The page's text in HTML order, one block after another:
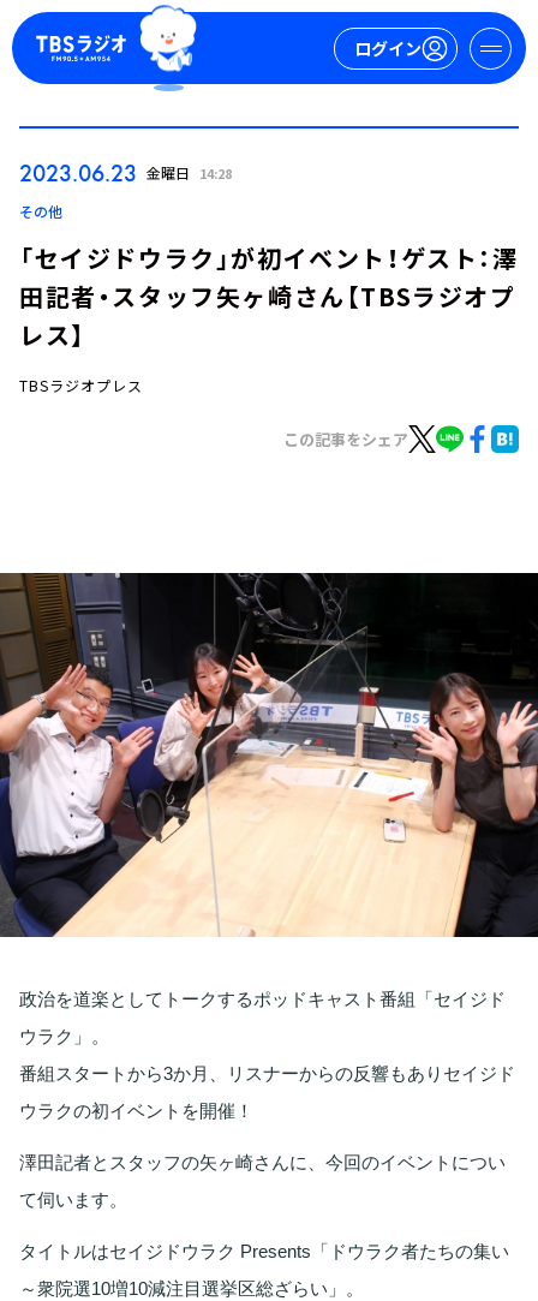
ログイン
イベント・グッズ
YouTube
会社情報
2023.06.23 金曜日 14:28
その他
「セイジドウラク」が初イベント！ゲスト：澤
田記者・スタッフ矢ヶ崎さん【TBSラジオプ
レス】
TBSラジオプレス
この記事をシェア
政治を道楽としてトークするポッドキャスト番組「セイジド
ウラク」。
番組スタートから3か月、リスナーからの反響もありセイジド
ウラクの初イベントを開催！
澤田記者とスタッフの矢ヶ崎さんに、今回のイベントについ
て伺います。
タイトルはセイジドウラク Presents「ドウラク者たちの集い
～衆院選10増10減注目選挙区総ざらい」。